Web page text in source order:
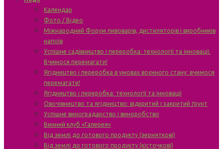
Календар
Фото / Відео
Міжнародний Форум пивоварів, дистиляторів і виробників
напоїв
Успішне садівництво і переробка: технології та інновації.
Вчимося перемагати!
Ягідництво і переробка в умовах воєнного стану: вчимося
перемагати!
Ягідництво і переробка: технології та інновації
Овочівництво та ягідництво: відкритий і закритий ґрунт
Успішне виноградарство і виноробство
Винний клуб «Галерея»
Від землі до готового продукту (зерняткові)
Від землі до готового продукту (кісточкові)